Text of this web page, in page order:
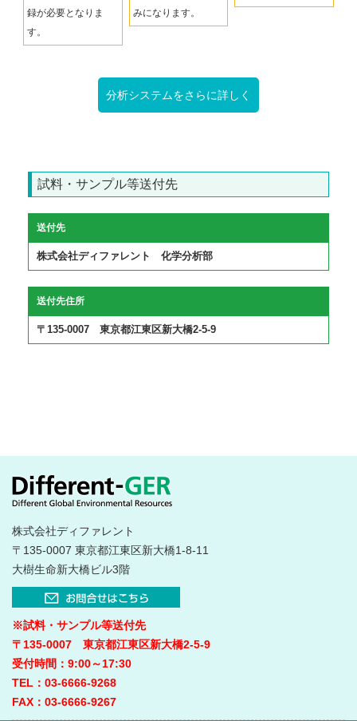
録が必要となりま
す。
みになります。
分析システムをさらに詳しく
試料・サンプル等送付先
送付先
株式会社ディファレント 化学分析部
送付先住所
〒135-0007 東京都江東区新大橋2-5-9
株式会社ディファレント
〒135-0007 東京都江東区新大橋1-8-11
大樹生命新大橋ビル3階
※試料・サンプル等送付先
〒135-0007 東京都江東区新大橋2-5-9
受付時間：9:00～17:30
TEL：03-6666-9268
FAX：03-6666-9267